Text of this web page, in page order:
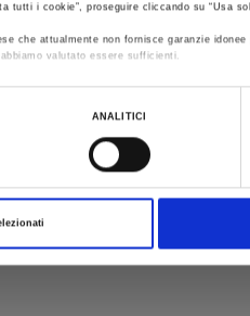
tutti i cookie”, proseguire cliccando su “Usa
che attualmente non fornisce garanzie
valutato essere sufficienti.
dati clicca qui:Cookie Policy
ANALITICI